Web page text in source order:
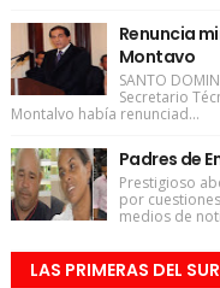
Renuncia
Montavo
SANTO
Secretario
Montalvo había renunciad...
Padres de
Prestigioso
por
medios de
LAS PRIMERAS DEL SUR